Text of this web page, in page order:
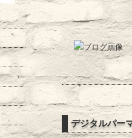
デジタルパー